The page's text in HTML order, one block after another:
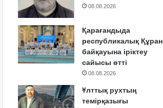
08.08.2026
Қарағандыда
республикалық Құран
байқауына іріктеу
сайысы өтті
08.08.2026
Ұлттық рухтың
темірқазығы